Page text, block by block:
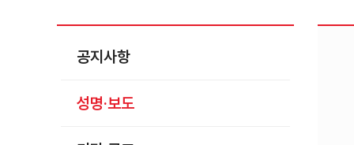
공지사항
성명·보도